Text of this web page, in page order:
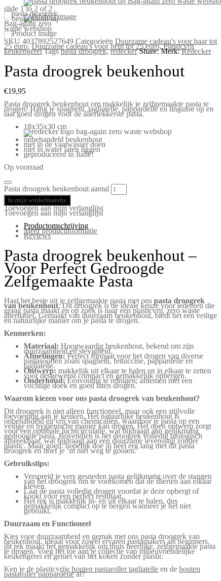
slide 1 to 2 of 2
SKU 4037892527649 Categorieën Duurzame cadeau's voor haar tot
25 euro,Duurzame cadeau's voor hem tot 25 euro,Plasticvrij
keukengerei Tags pasta droogrek,redecker Share: Merk:Redecker
Pasta droogrek beukenhout
€19,95
Pasta droogrek beukenhout om makkelijk je zelfgemaakte pasta te
drogen! Hang je spaghetti, tagliatelle, pappardelle en linguine op en
laat goed drogen voor de allerlekkerste pasta.
18x35x30 cm
onbehandeld beukenhout
niet in de vaatwasser doen
niet in water laten liggen
geproduceerd in Italië!
Op voorraad
Pasta droogrek beukenhout aantal
In mijn winkelmandje
Toevoegen aan mijn verlanglijst
Toevoegen aan mijn verlanglijst
Productomschrijving
Meer productinformatie
Reviews
Pasta droogrek beukenhout –
Voor Perfect Gedroogde
Zelfgemaakte Pasta
Haal het beste uit je zelfgemaakte pasta met ons pasta droogrek
van beukenhout. Dit droogrek is de ideale keuze voor iedereen die
graag pasta maakt en op zoek is naar een plasticvrij, zero waste
alternatief. Gemaakt van duurzaam beukenhout, biedt het een veilige
en natuurlijke manier om je pasta te drogen.
Kenmerken:
Materiaal: Hoogwaardig beukenhout, bekend om zijn
duurzaamheid en stevigheid.
Afmetingen:Perfect formaat voor het drogen van diverse
pastasoorten zoals spaghetti, fettuccine, pappardelle en
tagliatelle.
Ontwerp: makkelijk uit elkaar te halen en in elkaar te zetten
voor desgewenst compact en gemakkelijk opbergen.
Onderhoud:Eenvoudig te reinigen; afnemen met een
vochtige doek en goed laten drogen.
Waarom kiezen voor ons pasta droogrek van beukenhout?
Dit droogrek is niet alleen functioneel, maar ook een stijlvolle
toevoeging aan je keuken. Het natuurlijke beukenhout is
onbehandeld en vrij van chemicaliën, waardoor je pasta op een
veilige en hygiënische manier kan drogen. Het open ontwerp zorgt
voor een optimale luchtcirculatie, wat bijdraagt aan gelijkmatig
gedroogde pasta. Bovendien is het droogrek volledig biologisch
afbreekbaar, wat bijdraagt aan een duurzame levensstijl zonder
plastic. Maar goed: hopelijk doe jij heel erg lang met dit pasta
droogrek en hoef je ‘m niet weg te gooien.
Gebruikstips:
Verspreid je vers gesneden pasta gelijkmatig over de stangen
van het droogrek om te voorkomen dat de slierten aan elkaar
kleven.
Laat de pasta volledig drogen voordat je deze opbergt of
kookt voor een perfect resultaat.
Het rek is makkelijk in- en uit elkaar te halen, dus
gemakkelijk compact op te bergen wanneer je het niet
gebruikt.
Duurzaam en Functioneel
Kies voor duurzaamheid en gemak met ons pasta droogrek van
beukenhout. Ideaal voor zowel ervaren pastamakers als beginners,
dit rek maakt het gemakkelijk om thuis heerlijke, zelfgemaakte pasta
te drogen. Voeg het toe aan je collectie van milieuvriendelijke
keukengerei en geniet van het koken zonder plastic
Ken je de plasticvrije houten pastaroller tagliatelle en de houten
pastaroller pappardelleal?